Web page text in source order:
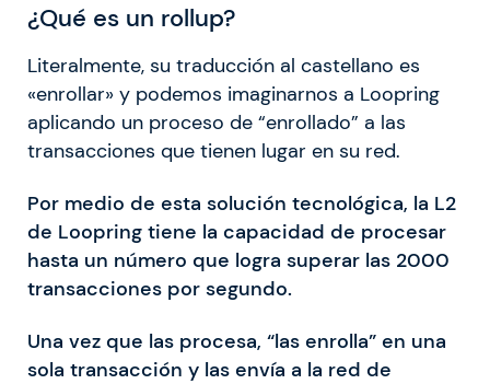
¿Qué es un rollup?
Literalmente, su traducción al castellano es
«enrollar» y podemos imaginarnos a Loopring
aplicando un proceso de “enrollado” a las
transacciones que tienen lugar en su red.
Por medio de esta solución tecnológica, la L2
de Loopring tiene la capacidad de procesar
hasta un número que logra superar las 2000
transacciones por segundo.
Una vez que las procesa, “las enrolla” en una
sola transacción y las envía a la red de